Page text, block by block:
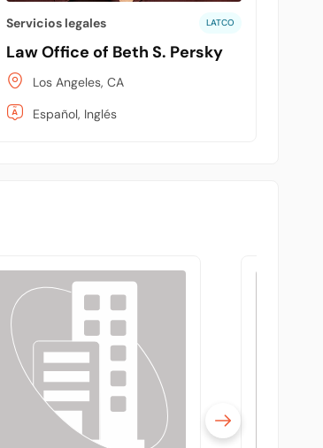
Servicios legales LATCO
Law Office of Beth S. Persky
Los Angeles, CA
Español, Inglés